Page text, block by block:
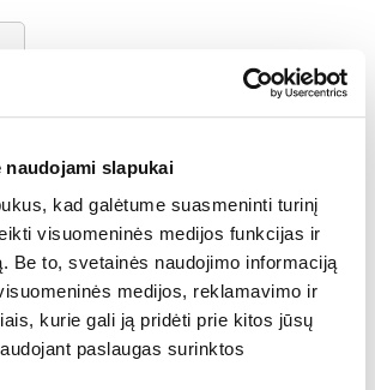
naudojami slapukai
kad galėtume suasmeninti turinį
visuomeninės medijos funkcijas ir
Be to, svetainės naudojimo informaciją
medijos, reklamavimo ir
kurie gali ją pridėti prie kitos jūsų
paslaugas surinktos
Nervų sistemai
Organizmo valymui
Sąnariams
Sportuojantiems
SHOTS
€
Skystasis maisto papildas
IMMUNITY SHOTS N14